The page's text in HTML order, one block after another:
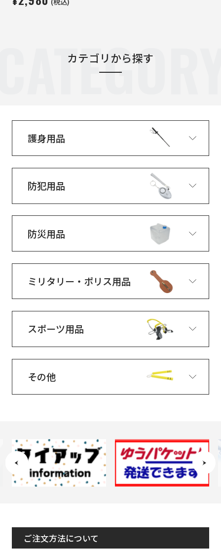
カテゴリから探す
護身用品
防犯用品
防災用品
ミリタリー・ポリス用品
スポーツ用品
その他
ご注文方法について